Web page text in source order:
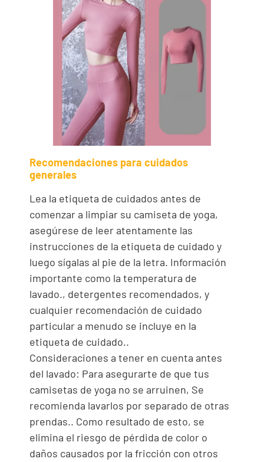
Recomendaciones para cuidados
generales
Lea la etiqueta de cuidados antes de
comenzar a limpiar su camiseta de yoga,
asegúrese de leer atentamente las
instrucciones de la etiqueta de cuidado y
luego sígalas al pie de la letra. Información
importante como la temperatura de
lavado., detergentes recomendados, y
cualquier recomendación de cuidado
particular a menudo se incluye en la
etiqueta de cuidado..
Consideraciones a tener en cuenta antes
del lavado: Para asegurarte de que tus
camisetas de yoga no se arruinen, Se
recomienda lavarlos por separado de otras
prendas.. Como resultado de esto, se
elimina el riesgo de pérdida de color o
daños causados ​​por la fricción con otros